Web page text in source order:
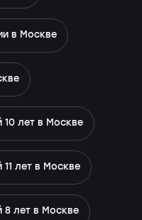
в Москве
лет в Москве
лет в Москве
8 лет в Москве